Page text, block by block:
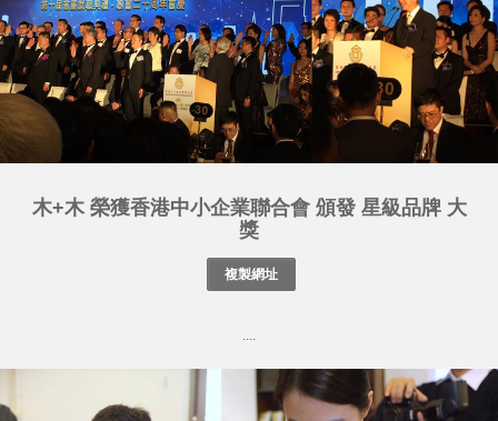
木+木 榮獲香港中小企業聯合會 頒發 星級品牌 大
獎
....